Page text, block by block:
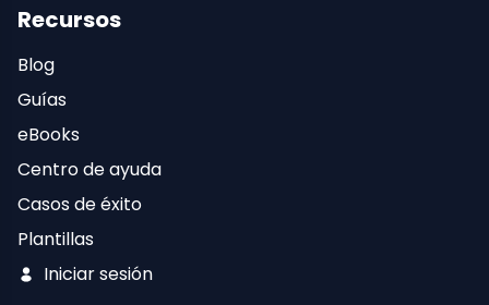
Recursos
Blog
Guías
eBooks
Centro de ayuda
Casos de éxito
Plantillas
Iniciar sesión